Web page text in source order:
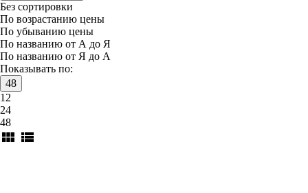
Без сортировки
По возрастанию цены
По убыванию цены
По названию от А до Я
По названию от Я до А
Показывать по:
48
12
24
48
view_module view_list